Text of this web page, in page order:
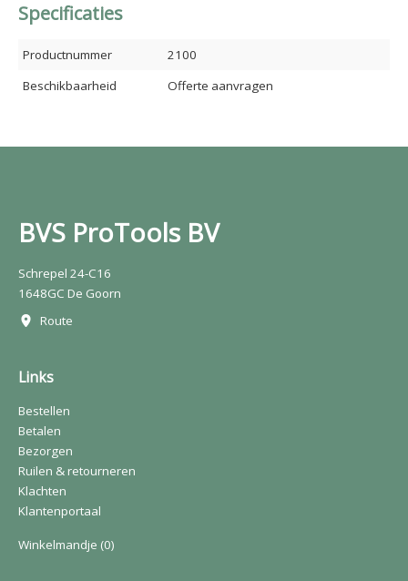
Specificaties
Productnummer
2100
Beschikbaarheid
Offerte aanvragen
BVS ProTools BV
Schrepel 24-C16
1648GC De Goorn
Route
Links
Bestellen
Betalen
Bezorgen
Ruilen & retourneren
Klachten
Klantenportaal
Winkelmandje (0)